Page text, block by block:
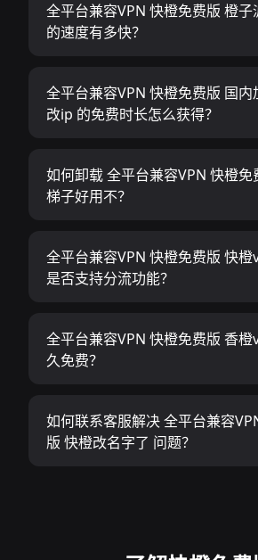
全平台兼容VPN 快橙免费版 橙
的速度有多快？
全平台兼容VPN 快橙免费版 国内
改ip 的免费时长怎么获得？
如何卸载 全平台兼容VPN 快橙免
梯子好用不？
全平台兼容VPN 快橙免费版 快
是否支持分流功能？
全平台兼容VPN 快橙免费版 香
久免费？
如何联系客服解决 全平台兼容
版 快橙改名字了 问题？